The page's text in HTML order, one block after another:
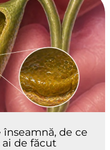
înseamnă, de ce
ai de făcut